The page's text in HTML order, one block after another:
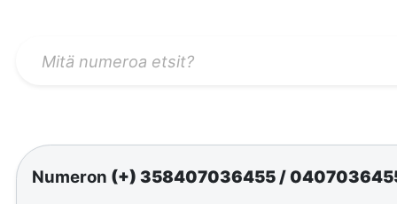
Numeron (+) 358407036455/